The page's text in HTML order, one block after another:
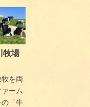
牧場
を両
ーム
「牛